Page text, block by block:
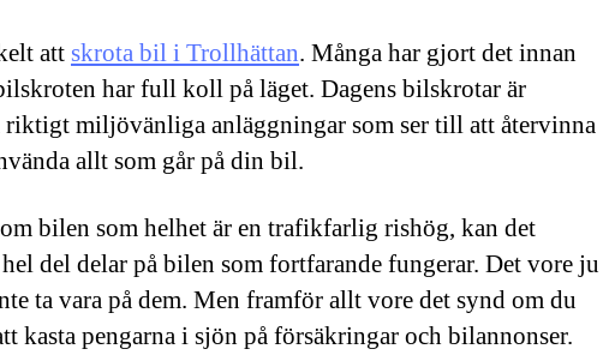
att skrota bil i Trollhättan. Många har gjort det innan
har full koll på läget. Dagens bilskrotar är
riktigt miljövänliga anläggningar som ser till att återvinna
allt som går på din bil.
bilen som helhet är en trafikfarlig rishög, kan det
del delar på bilen som fortfarande fungerar. Det vore ju
ta vara på dem. Men framför allt vore det synd om du
kasta pengarna i sjön på försäkringar och bilannonser.